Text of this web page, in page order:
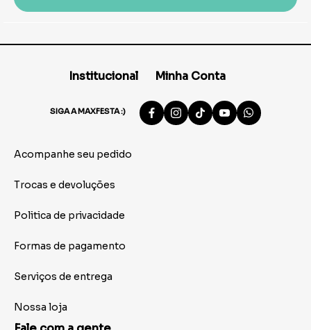
Institucional Minha Conta
SIGA A MAXFESTA :)
Acompanhe seu pedido
Trocas e devoluções
Politica de privacidade
Formas de pagamento
Serviços de entrega
Nossa loja